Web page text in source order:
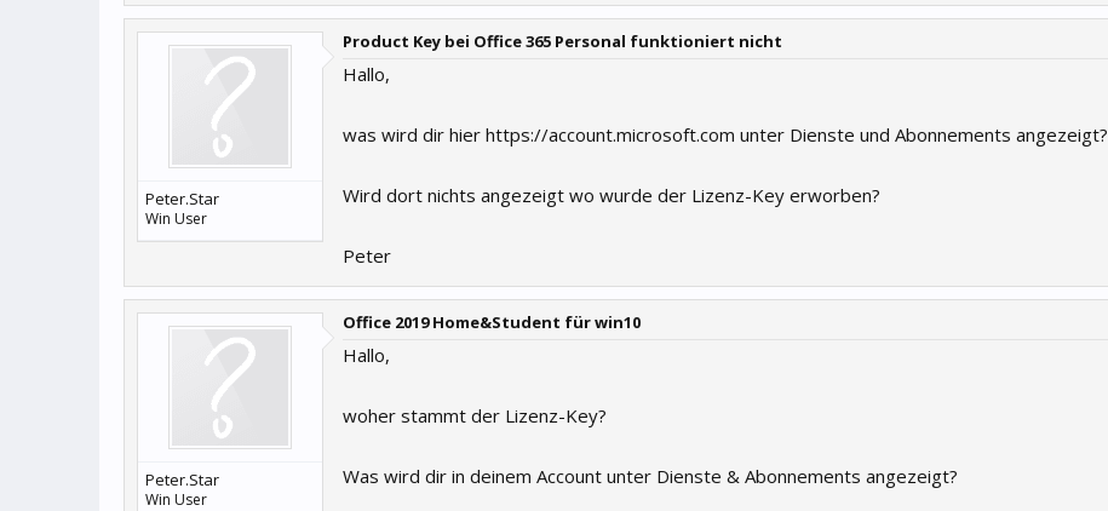
Peter.Star
Win User
Product Key bei Office 365 Personal funktioniert nicht
Hallo,
was wird dir hier https://account.microsoft.com unter Dienste und Abonnements angezeigt?
Wird dort nichts angezeigt wo wurde der Lizenz-Key erworben?
Peter
Peter.Star
Win User
Office 2019 Home&Student für win10
Hallo,
woher stammt der Lizenz-Key?
Was wird dir in deinem Account unter Dienste & Abonnements angezeigt?